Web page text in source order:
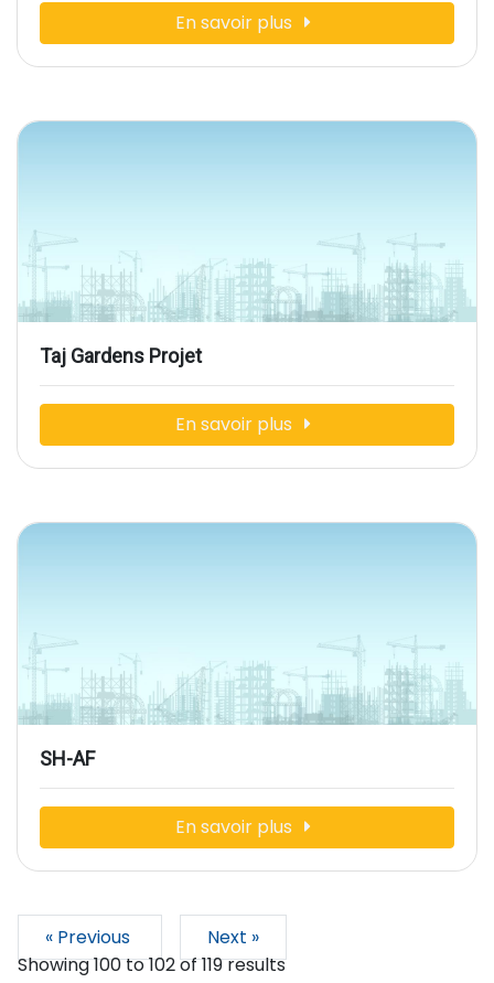
En savoir plus
Taj Gardens Projet
En savoir plus
SH-AF
En savoir plus
« Previous
Next »
Showing100to102of119results